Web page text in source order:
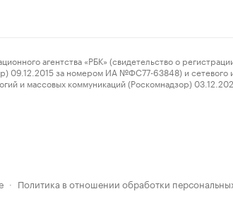
агентства «РБК» (свидетельство о
за номером ИА №ФС77-63848) и сетевого
и массовых коммуникаций (Роскомнадзор)
· Политика в отношении обработки